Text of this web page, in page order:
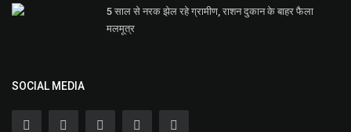
5 साल से नरक झेल रहे ग्रामीण, राशन दुकान के बाहर फैला
मलमूत्र
SOCIAL MEDIA